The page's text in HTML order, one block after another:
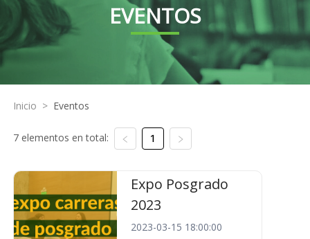
EVENTOS
Inicio > Eventos
7 elementos en total: 1
Expo Posgrado
2023
2023-03-15 18:00:00